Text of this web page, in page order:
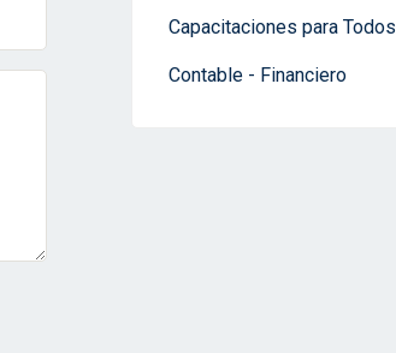
Capacitaciones para Todos
Contable - Financiero